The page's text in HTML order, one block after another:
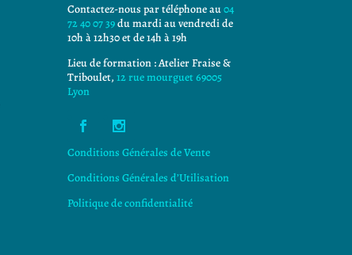
Contactez-nous par téléphone au04
72 40 07 39du mardi au vendredi de
10h à 12h30 et de 14h à 19h
Lieu de formation : Atelier Fraise &
Triboulet,12 rue mourguet 69005
Lyon
Conditions Générales de Vente
Conditions Générales d’Utilisation
Politique de confidentialité